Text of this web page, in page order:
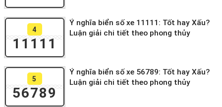
4
11111
Ý nghĩa biển số xe 11111: Tốt hay Xấu?
Luận giải chi tiết theo phong thủy
5
56789
Ý nghĩa biển số xe 56789: Tốt hay Xấu?
Luận giải chi tiết theo phong thủy